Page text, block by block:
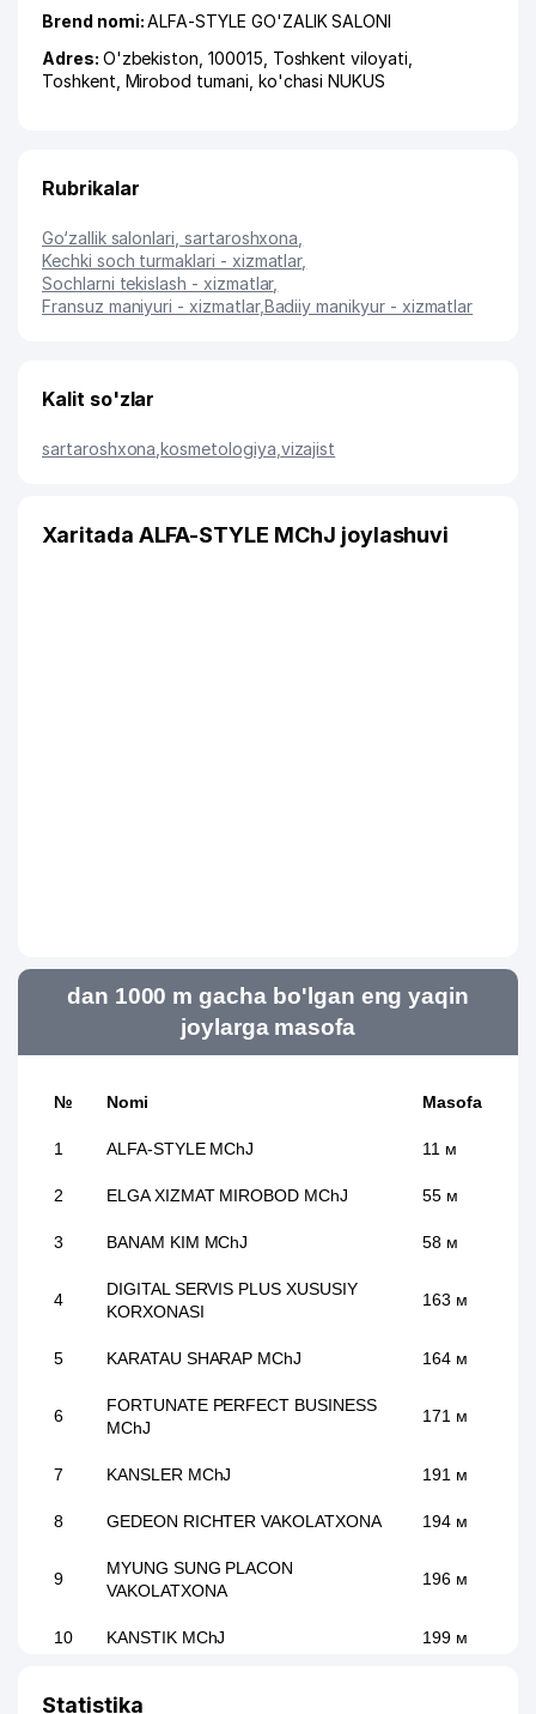
Brend nomi:ALFA-STYLE GO'ZALIK SALONI
Adres: O'zbekiston, 100015, Toshkent viloyati
Toshkent Mirobod tumani ko'chasi NUKUS
Rubrikalar
Go‘zallik salonlari, sartaroshxona
Kechki soch turmaklari - xizmatlar,
Sochlarni tekislash - xizmatlar,
Fransuz maniyuri - xizmatlar,Badiiy manikyur - xizmatlar
Kalit so'zlar
sartaroshxona ,kosmetologiya vizajist
Xaritada ALFA-STYLE MChJ joylashuvi
dan 1000 m gacha bo'lgan eng yaqin
joylarga masofa
№ Nomi Masofa
1 ALFA-STYLE MChJ 11 м
2 ELGA XIZMAT MIROBOD MChJ 55 м
3 BANAM KIM MChJ 58 м
4
DIGITAL SERVIS PLUS XUSUSIY
KORXONASI
163 м
5 KARATAU SHARAP MChJ 164 м
6
FORTUNATE PERFECT BUSINESS
MChJ
171 м
7 KANSLER MChJ 191 м
8 GEDEON RICHTER VAKOLATXONA 194 м
9
MYUNG SUNG PLACON
VAKOLATXONA
196 м
10 KANSTIK MChJ 199 м
Statistika